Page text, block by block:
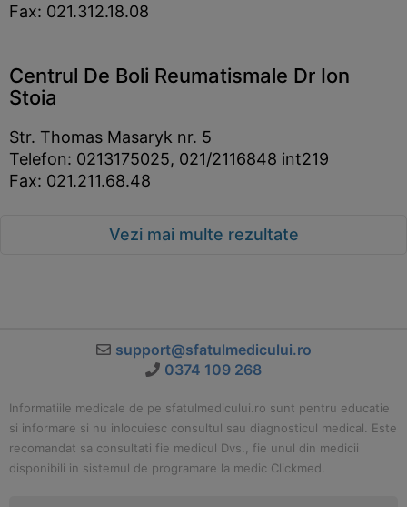
Fax: 021.312.18.08
Centrul De Boli Reumatismale Dr Ion
Stoia
Str. Thomas Masaryk nr. 5
Telefon: 0213175025, 021/2116848 int219
Fax: 021.211.68.48
Vezi mai multe rezultate
support@sfatulmedicului.ro
0374 109 268
Informatiile medicale de pe sfatulmedicului.ro sunt pentru educatie
si informare si nu inlocuiesc consultul sau diagnosticul medical. Este
recomandat sa consultati fie medicul Dvs., fie unul din medicii
disponibili in sistemul de programare la medic Clickmed.